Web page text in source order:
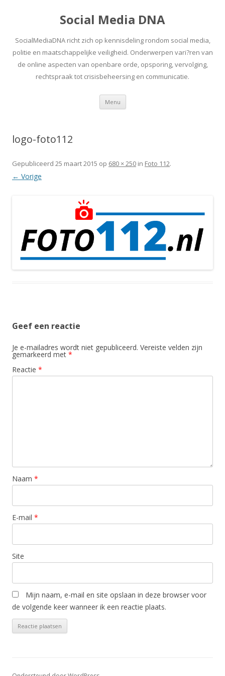
Social Media DNA
SocialMediaDNA richt zich op kennisdeling rondom social media,
politie en maatschappelijke veiligheid. Onderwerpen vari?ren van
de online aspecten van openbare orde, opsporing, vervolging,
rechtspraak tot crisisbeheersing en communicatie.
Menu Spring
inhoud
logo-foto112
Gepubliceerd 25 maart 2015 op 680 × 250 in Foto 112.
← Vorige
Geef een reactie
Je e-mailadres wordt niet gepubliceerd. Vereiste velden zijn
gemarkeerd met *
Reactie *
Naam *
E-mail *
Site
Mijn naam, e-mail en site opslaan in deze browser voor
de volgende keer wanneer ik een reactie plaats.